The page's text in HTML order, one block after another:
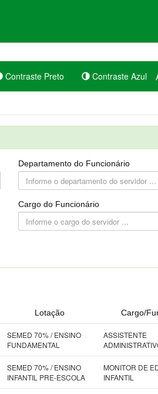
Contraste Preto Contraste Azul
Departamento do Funcionário
Cargo do Funcionário
Lotação Cargo/
SEMED 70% / ENSINO
FUNDAMENTAL
ASSISTENTE
SEMED 70% / ENSINO
INFANTIL PRE-ESCOLA
MONITOR DE
INFANTIL